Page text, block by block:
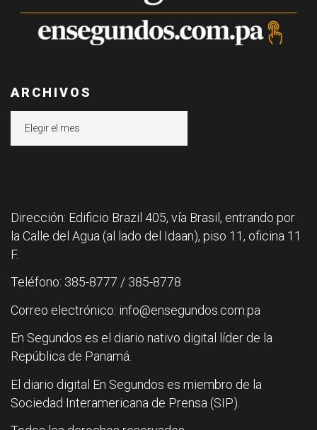
ARCHIVOS
Dirección: Edificio Brazil 405, vía Brasil, entrando por
la Calle del Agua (al lado del Idaan), piso 11, oficina 11
F.
Teléfono: 385-8777 / 385-8778
Correo electrónico: info@ensegundos.com.pa
En Segundos es el diario nativo digital líder de la
República de Panamá.
El diario digital En Segundos es miembro de la
Sociedad Interamericana de Prensa (SIP).